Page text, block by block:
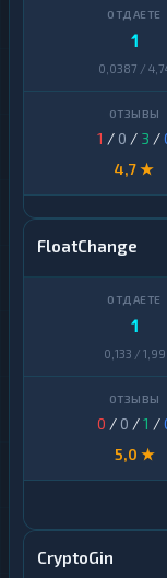
1
0,0387 /
1 / 0 / 3 /
4,7 ★
FloatChange
1
0,133 / 1,99
0 / 0 /1 /
5,0 ★
CryptoGin